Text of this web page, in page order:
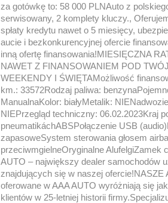
za gotówkę to: 58 000 PLNAuto z
serwisowany, 2 komplety kluczy.,
spłaty kredytu nawet o 5 miesięcy,
aucie i bezkonkurencyjnej ofercie
inną ofertę finansowania!MIESIĘCZNA
NAWET Z FINANSOWANIEM POD
WEEKENDY I ŚWIĘTAMożliwość
km.: 33572Rodzaj paliwa:
ManualnaKolor: białyMetalik:
NIEPrzegląd techniczny: 06.02.2023Kraj
pneumatikáchABSPołączenie USB
zapasoweSystem sterowania głosem
przeciwmgielneOryginalne
AUTO – największy dealer samochodów
znajdujących się w naszej
oferowane w AAA AUTO wyróżniają się
klientów w 25-letniej historii